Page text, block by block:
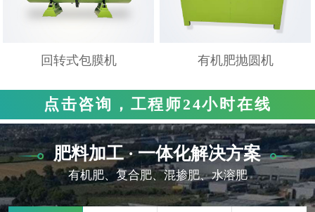
回转式包膜机 有机肥抛圆机
点击咨询，工程师24小时在线
肥料加工 · 一体化解决方案
有机肥、复合肥、混掺肥、水溶肥